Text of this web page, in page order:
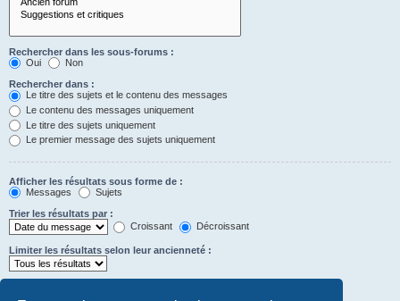
Rechercher dans les sous-forums :
Oui
Non
Rechercher dans :
Le titre des sujets et le contenu des messages
Le contenu des messages uniquement
Le titre des sujets uniquement
Le premier message des sujets uniquement
Afficher les résultats sous forme de :
Messages
Sujets
Trier les résultats par :
Croissant
Décroissant
Limiter les résultats selon leur ancienneté :